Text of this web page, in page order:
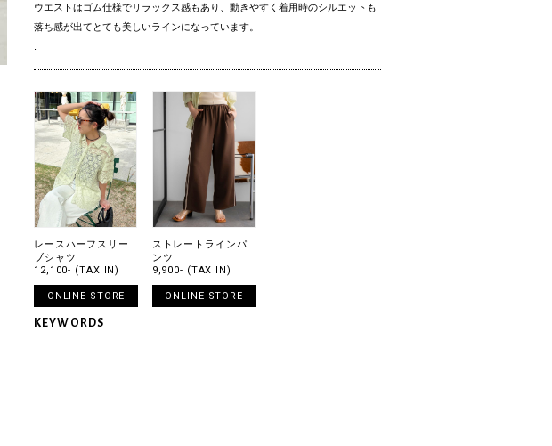
ウエストはゴム仕様でリラックス感もあり、動きやすく着用時のシルエットも
落ち感が出てとても美しいラインになっています。
レースハーフスリー
ブシャツ
12,100- (TAX IN)
ONLINE STORE
ストレートラインパ
ンツ
9,900- (TAX IN)
ONLINE STORE
KEYWORDS